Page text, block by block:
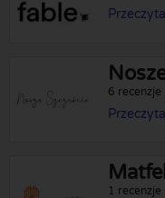
6 recenzje
Matfel
1 recenzje